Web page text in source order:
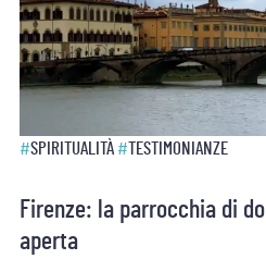
#SPIRITUALITÀ #TESTIMONIANZE
Firenze: la parrocchia di
aperta